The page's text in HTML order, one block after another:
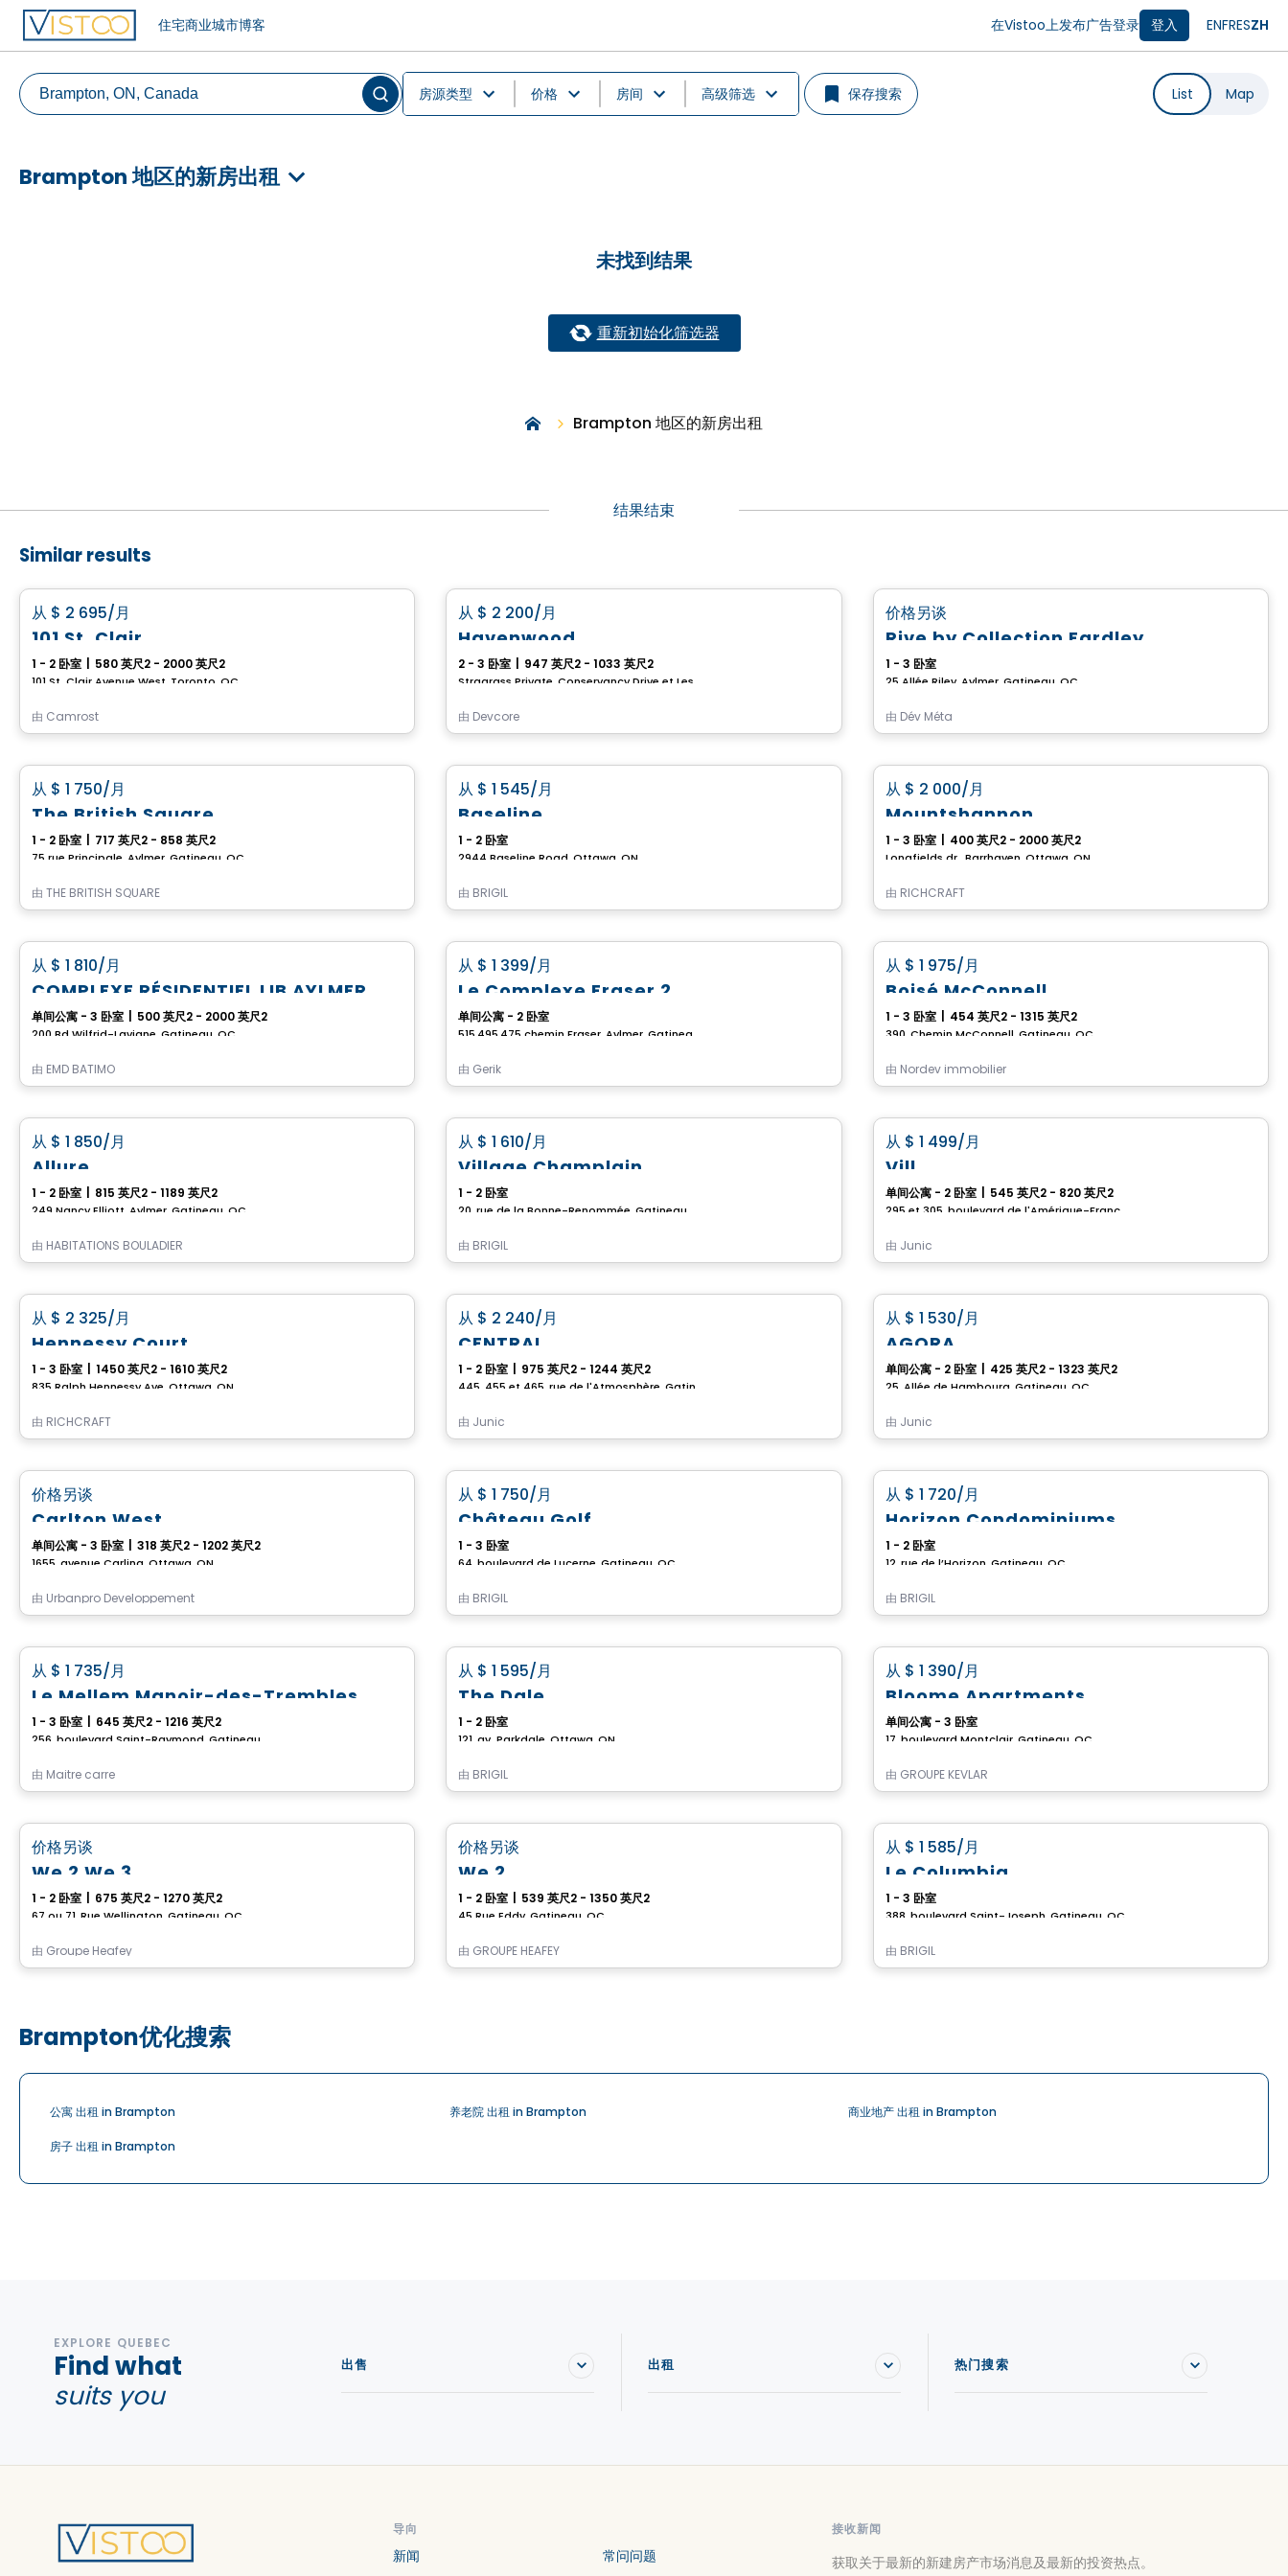
住宅商业城市博客 在Vistoo上发布广告登录 登入 ENFRESZH
房源类型 价格 房间 高级筛选 保存搜索 List Map
Brampton 地区的新房出租
未找到结果
重新初始化筛选器
Brampton 地区的新房出租
结果结束
Similar results
从 $ 2 695/月
101 St. Clair
1 - 2 卧室 580 英尺2 - 2000 英尺2
101 St. Clair Avenue West, Toronto, QC
由 Camrost
从 $ 2 200/月
Havenwood
2 - 3 卧室 947 英尺2 - 1033 英尺2
由 Devcore
价格另谈
Rive by Collection Eardley
1 - 3 卧室
25 Allée Riley, Aylmer, Gatineau, QC
由 Dév Méta
公寓
从 $ 1 750/月
The British Square
1 - 2 卧室 717 英尺2 - 858 英尺2
75 rue Principale, Aylmer, Gatineau, QC
由 THE BRITISH SQUARE
公寓
从 $ 1 545/月
Baseline
1 - 2 卧室
2944 Baseline Road, Ottawa, ON
由 BRIGIL
房子
从 $ 2 000/月
Mountshannon
1 - 3 卧室 400 英尺2 - 2000 英尺2
Longfields dr., Barrhaven, Ottawa, ON
由 RICHCRAFT
公寓
从 $ 1 810/月
COMPLEXE RÉSIDENTIEL LIB AYLMER
单间公寓 - 3 卧室 500 英尺2 - 2000 英尺2
200 Bd Wilfrid-Lavigne, Gatineau, QC
由 EMD BATIMO
公寓
从 $ 1 399/月
Le Complexe Fraser 2
单间公寓 - 2 卧室
由 Gerik
租赁促销进行中
公寓
从 $ 1 975/月
Boisé McConnell
1 - 3 卧室 454 英尺2 - 1315 英尺2
390, Chemin McConnell, Gatineau, QC
由 Nordev immobilier
公寓
从 $ 1 850/月
Allure
1 - 2 卧室 815 英尺2 - 1189 英尺2
249 Nancy Elliott, Aylmer, Gatineau, QC
由 HABITATIONS BOULADIER
公寓
从 $ 1 610/月
Village Champlain
1 - 2 卧室
由 BRIGIL
公寓
从 $ 1 499/月
Vill
单间公寓 - 2 卧室 545 英尺2 - 820 英尺2
295 et 305, boulevard de l'Amérique-Française, Gatineau, QC
由 Junic
房子
从 $ 2 325/月
Hennessy Court
1 - 3 卧室 1450 英尺2 - 1610 英尺2
835 Ralph Hennessy Ave, Ottawa, ON
由 RICHCRAFT
公寓
从 $ 2 240/月
CENTRAL
1 - 2 卧室 975 英尺2 - 1244 英尺2
由 Junic
公寓
从 $ 1 530/月
AGORA
单间公寓 - 2 卧室 425 英尺2 - 1323 英尺2
25, Allée de Hambourg, Gatineau, QC
由 Junic
公寓
价格另谈
Carlton West
单间公寓 - 3 卧室 318 英尺2 - 1202 英尺2
1655, avenue Carling, Ottawa, ON
由 Urbanpro Developpement
公寓
从 $ 1 750/月
Château Golf
1 - 3 卧室
64, boulevard de Lucerne, Gatineau, QC
由 BRIGIL
公寓
从 $ 1 720/月
Horizon Condominiums
1 - 2 卧室
12, rue de l’Horizon, Gatineau, QC
由 BRIGIL
公寓
从 $ 1 735/月
Le Mellem Manoir-des-Trembles
1 - 3 卧室 645 英尺2 - 1216 英尺2
由 Maitre carre
公寓
从 $ 1 595/月
The Dale
1 - 2 卧室
121, av. Parkdale, Ottawa, ON
由 BRIGIL
公寓
从 $ 1 390/月
Bloome Apartments
单间公寓 - 3 卧室
17, boulevard Montclair, Gatineau, QC
由 GROUPE KEVLAR
公寓
价格另谈
We 2 We 3
1 - 2 卧室 675 英尺2 - 1270 英尺2
67 ou 71, Rue Wellington, Gatineau, QC
由 Groupe Heafey
公寓
价格另谈
We 2
1 - 2 卧室 539 英尺2 - 1350 英尺2
45 Rue Eddy, Gatineau, QC
由 GROUPE HEAFEY
公寓
从 $ 1 585/月
Le Columbia
1 - 3 卧室
388, boulevard Saint-Joseph, Gatineau, QC
由 BRIGIL
Brampton优化搜索
公寓 出租 in Brampton 养老院 出租 in Brampton 商业地产 出租 in Brampton
房子 出租 in Brampton
EXPLORE QUEBEC
Find what
suits you
出售 出租 热门搜索
导向
新闻 常问问题
接收新闻
获取关于最新的新建房产市场消息及最新的投资热点。